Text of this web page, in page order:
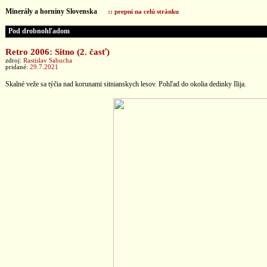
Minerály a horniny Slovenska :: prepni na celú stránku
Pod drobnohľadom
Retro 2006: Sitno (2. časť)
zdroj: Rastislav Sabucha
pridané: 29.7.2021
Skalné veže sa týčia nad korunami sitnianskych lesov. Pohľad do okolia dedinky Ilija.